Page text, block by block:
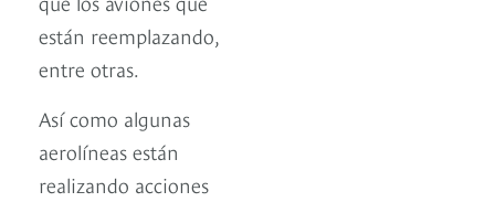
están reemplazando,
entre otras.
Así como algunas
aerolíneas están
realizando acciones